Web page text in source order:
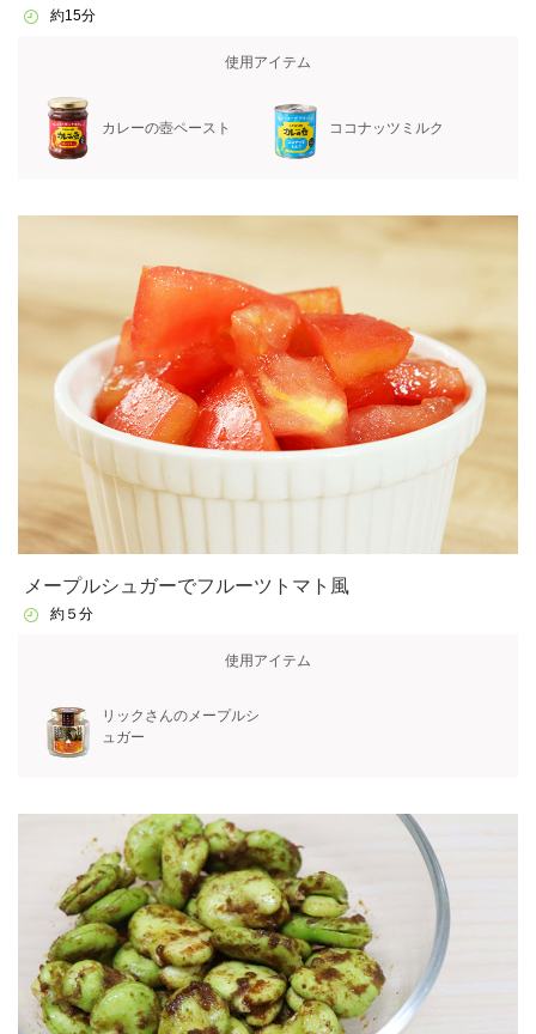
約15分
使用アイテム
カレーの壺ペースト ココナッツミルク
メープルシュガーでフルーツトマト風
約５分
使用アイテム
リックさんのメープルシ
ュガー